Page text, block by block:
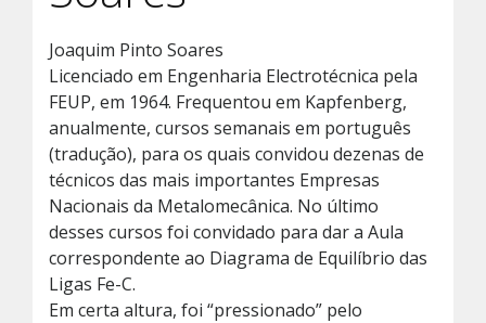
Joaquim Pinto Soares
Licenciado em Engenharia Electrotécnica pela
FEUP, em 1964. Frequentou em Kapfenberg,
anualmente, cursos semanais em português
(tradução), para os quais convidou dezenas de
técnicos das mais importantes Empresas
Nacionais da Metalomecânica. No último
desses cursos foi convidado para dar a Aula
correspondente ao Diagrama de Equilíbrio das
Ligas Fe-C.
Em certa altura, foi “pressionado” pelo